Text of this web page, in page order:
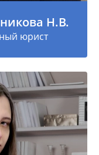
Н.В.
юрист